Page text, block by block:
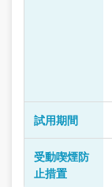
試用期間
受動喫煙防
止措置